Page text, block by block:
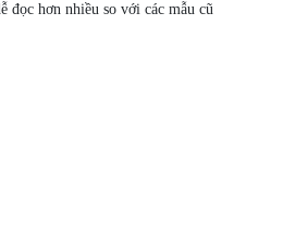
đọc hơn nhiều so với các mẫu cũ